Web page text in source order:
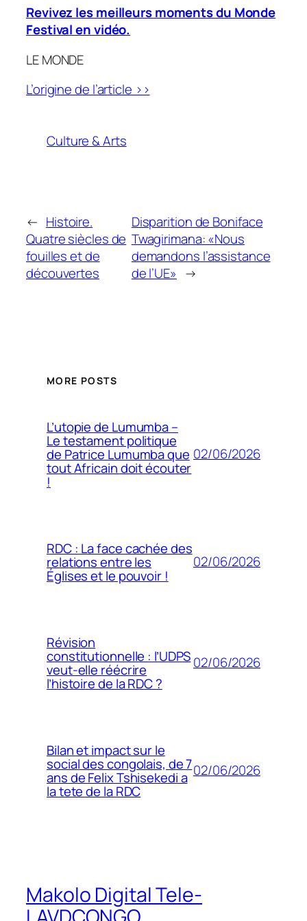
Revivez les meilleurs moments du Monde
Festival en vidéo.
LE MONDE
L’origine de l’article >>
Culture & Arts
← Histoire.
Quatre siècles de
fouilles et de
découvertes
Disparition de Boniface
Twagirimana: «Nous
demandons l’assistance
de l’UE» →
MORE POSTS
L’utopie de Lumumba –
Le testament politique
de Patrice Lumumba que
tout Africain doit écouter
!
02/06/2026
RDC : La face cachée des
relations entre les
Églises et le pouvoir !
02/06/2026
Révision
constitutionnelle : l’UDPS
veut-elle réécrire
l’histoire de la RDC ?
02/06/2026
Bilan et impact sur le
social des congolais, de 7
ans de Felix Tshisekedi a
la tete de la RDC
02/06/2026
Makolo Digital Tele-